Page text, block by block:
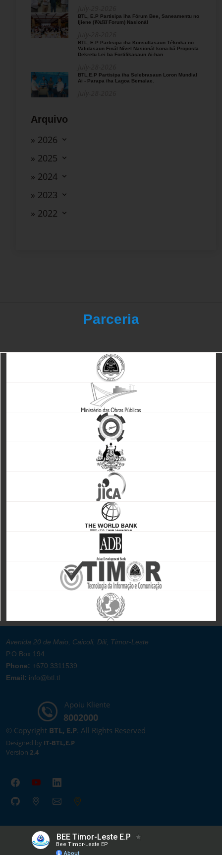
BTL, E.P Partisipa iha Fórum Bee, Saneamentu no
Ijiene (𝑊𝐴𝑆𝐻 Forum) Nasionál
BTL, E.P Partisipa iha Konsultasaun Téknika no
Validasaun Finál Nível Nasionál kona-bá Proposta
Dekretu Lei ba Fortifikasaun Ai-han
BTL,E.P Partisipa iha Selebrasaun Loron Mundial
Ai - Parapa iha Lagoa Bemalae.
Arquivo
» 2026
» 2025
» 2024
» 2023
» 2022
Parceria
Avenida 20 de Maio, Caicoli, Dili, Timor-Leste
P.O.Box 194.
Phone: +670 3311539
Email: info@btl.tl
Apoiu Kliente
8002000
© Copyright BTL, E.P. All Rights Reserved
Designed by IT-BTL,E.P
Version 2.4